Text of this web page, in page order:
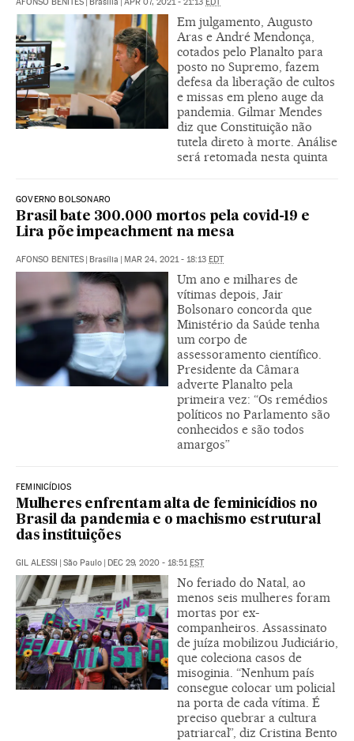
Em julgamento, Augusto
Aras e André Mendonça,
cotados pelo Planalto para
posto no Supremo, fazem
defesa da liberação de cultos
e missas em pleno auge da
pandemia. Gilmar Mendes
diz que Constituição não
tutela direto à morte. Análise
será retomada nesta quinta
GOVERNO BOLSONARO
Brasil bate 300.000 mortos pela covid-19 e
Lira põe impeachment na mesa
AFONSO BENITES | Brasília | MAR 24, 2021 - 18:13 EDT
Um ano e milhares de
vítimas depois, Jair
Bolsonaro concorda que
Ministério da Saúde tenha
um corpo de
assessoramento científico.
Presidente da Câmara
adverte Planalto pela
primeira vez: “Os remédios
políticos no Parlamento são
conhecidos e são todos
amargos”
FEMINICÍDIOS
Mulheres enfrentam alta de feminicídios no
Brasil da pandemia e o machismo estrutural
das instituições
GIL ALESSI | São Paulo | DEC 29, 2020 - 18:51EST
No feriado do Natal, ao
menos seis mulheres foram
mortas por ex-
companheiros. Assassinato
de juíza mobilizou Judiciário,
que coleciona casos de
misoginia. “Nenhum país
consegue colocar um policial
na porta de cada vítima. É
preciso quebrar a cultura
patriarcal”, diz Cristina Bento